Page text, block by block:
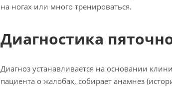
на ногах или много тренироваться.
Диагностика
Диагноз устанавливается на основании
пациента о жалобах, собирает анамнез